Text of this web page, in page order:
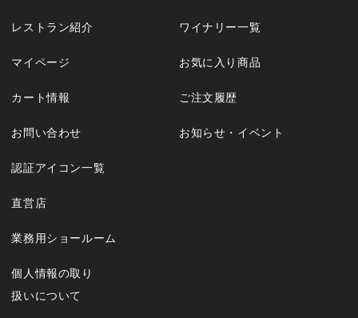
レストラン紹介 ワイナリー一覧
マイページ お気に入り商品
カート情報 ご注文履歴
お問い合わせ お知らせ・イベント
認証アイコン一覧
直営店
業務用ショールーム
個人情報の取り
扱いについて